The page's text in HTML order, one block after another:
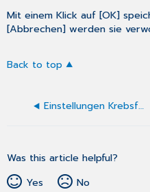
Mit einem Klick auf [OK]
[Abbrechen] werden sie
Back to top
Einstellungen Krebsfrüherkennung Frauen Gynäkologie
Was this article helpful?
Yes
No